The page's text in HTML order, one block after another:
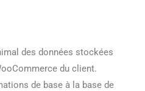
des données stockées
du client.
de base à la base de